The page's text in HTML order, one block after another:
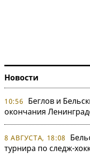
Новости
10:56
Беглов и
окончания
8 АВГУСТА, 18:08
турнира по следж-